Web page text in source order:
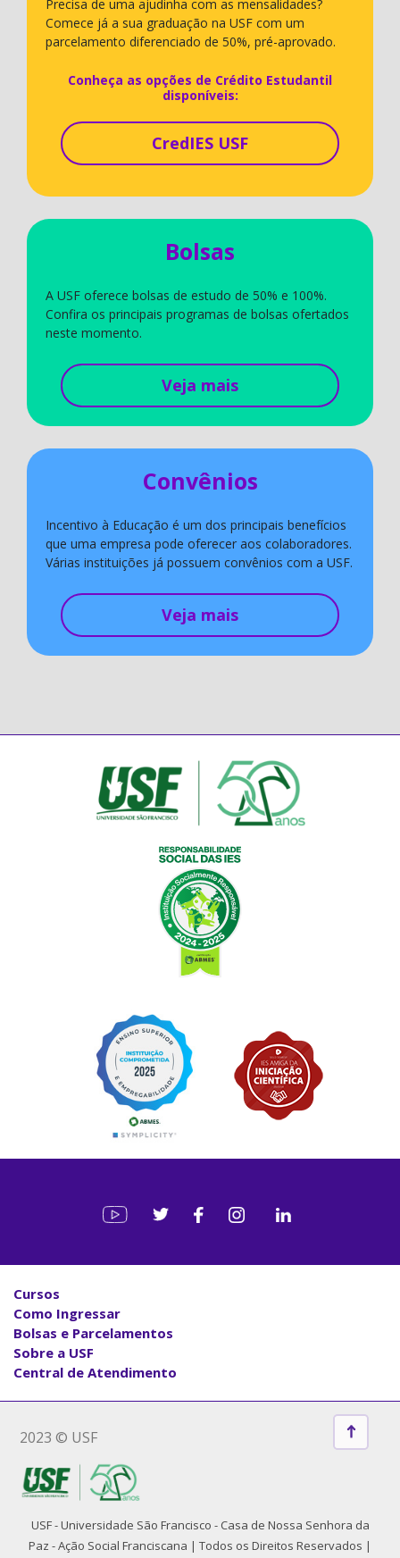
Precisa de uma ajudinha com as mensalidades?
Comece já a sua graduação na USF com um
parcelamento diferenciado de 50%, pré-aprovado.
Conheça as opções de Crédito Estudantil
disponíveis:
CredIES USF
Bolsas
A USF oferece bolsas de estudo de 50% e 100%.
Confira os principais programas de bolsas ofertados
neste momento.
Veja mais
Convênios
Incentivo à Educação é um dos principais benefícios
que uma empresa pode oferecer aos colaboradores.
Várias instituições já possuem convênios com a USF.
Veja mais
Cursos
Como Ingressar
Bolsas e Parcelamentos
Sobre a USF
Central de Atendimento
2023 © USF
USF - Universidade São Francisco - Casa de Nossa Senhora da
Paz - Ação Social Franciscana | Todos os Direitos Reservados |